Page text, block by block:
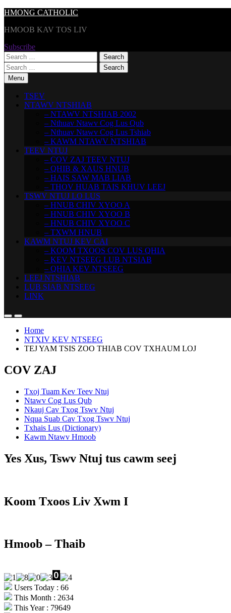
Skip
content
HMONG CATHOLIC
HMOOB KAV TOS LIV
Subscribe
Search
for:
Search
for:Menu
TSEV
NTAWV NTSHIAB
– NTAWV NTSHIAB 2002
– Nthuav Ntawv Cog Lus Qub
– Nthuav Ntawv Cog Lus Tshiab
– KAWM NTAWV NTSHIAB
TEEV NTUJ
– COV ZAJ TEEV NTUJ
– QHIB & XAUS HNUB
– HAIS SAW MAB LIAB
– THOV HUAB TAIS KHUV LEEJ
TSWV NTUJ LO LUS
– HNUB CHIV XYOO A
– HNUB CHIV XYOO B
– HNUB CHIV XYOO C
– TXWM HNUB
KAWM NTUJ KEV CAI
– KOOM TXOOS COV LUS QHIA
– KEV NTSEEG LUB NTSIAB
– QHIA KEV NTSEEG
LEEJ NTSHIAB
LUB SIAB NTSEEG
LINK
Home
NTXIV KEV NTSEEG
TEJ YAM TSIS ZOO THIAB COV TXHAUM LOJ
COV ZAJ
Txoj Tuam Kev Teev Ntuj
Ntawv Cog Lus Qub
Nkauj Cav Txog Tswv Ntuj
Nqua Suab Cav Txog Tswv Ntuj
Txhais Lus (Dictionary)
Kawm Ntawv Hmoob
Yes Xus, Tswv Ntuj tus cawm seej
Koom Txoos Liv Xwm I
Hmoob – Thaib
Users Today : 66
This Month : 2634
This Year : 79649